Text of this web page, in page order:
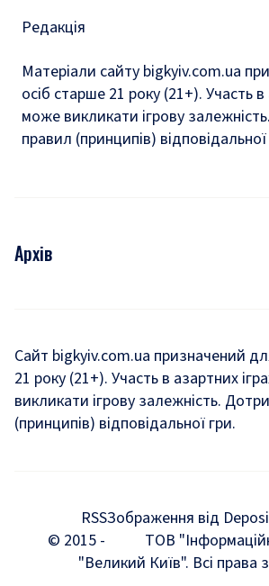
Редакція
Матеріали сайту bigkyiv.com.ua
осіб старше 21 року (21+). Участь в
може викликати ігрову
правил (принципів)
Архів
Комуналка
Хроніки війни
Мегаполіс
Київщина
Сайт bigkyiv.com.ua призначений
21 року (21+). Участь в азартних
викликати ігрову залежність.
(принципів) відповідальної гри.
RSSЗображення від
© 2015 -
ТОВ
"Великий Київ". Всі права